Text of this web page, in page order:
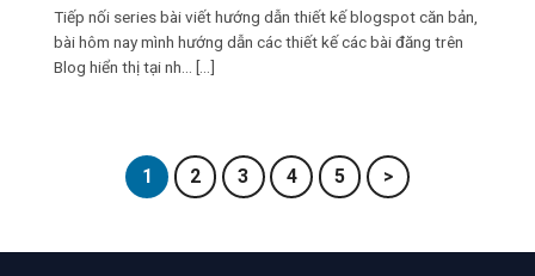
Tiếp nối series bài viết hướng dẫn thiết kế blogspot căn bản,
bài hôm nay mình hướng dẫn các thiết kế các bài đăng trên
Blog hiển thị tại nh... [...]
1 2 3 4 5 >